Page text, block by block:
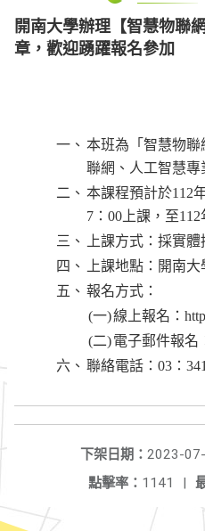
開南大學辦理【智慧物聯
章，歡迎踴躍報名參加
一、 本班為「智慧物
聯網、人工智慧專
二、 本課程預計於112
7：00上課，至
三、
上課方式：採實體
四、
上課地點：開南
五、 報名方式：
(一)線上報名：
(二)電子郵件報名
六、 聯絡電話：03：
下架日期： 2023-
點擊率： 1141 |